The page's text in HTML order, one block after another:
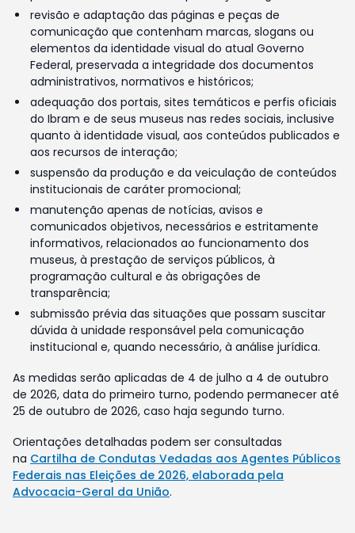
revisão e adaptação das páginas e peças de
comunicação que contenham marcas, slogans ou
elementos da identidade visual do atual Governo
Federal, preservada a integridade dos documentos
administrativos, normativos e históricos;
adequação dos portais, sites temáticos e perfis oficiais
do Ibram e de seus museus nas redes sociais, inclusive
quanto à identidade visual, aos conteúdos publicados e
aos recursos de interação;
suspensão da produção e da veiculação de conteúdos
institucionais de caráter promocional;
manutenção apenas de notícias, avisos e
comunicados objetivos, necessários e estritamente
informativos, relacionados ao funcionamento dos
museus, à prestação de serviços públicos, à
programação cultural e às obrigações de
transparência;
submissão prévia das situações que possam suscitar
dúvida à unidade responsável pela comunicação
institucional e, quando necessário, à análise jurídica.
As medidas serão aplicadas de 4 de julho a 4 de outubro
de 2026, data do primeiro turno, podendo permanecer até
25 de outubro de 2026, caso haja segundo turno.
Orientações detalhadas podem ser consultadas
na Cartilha de Condutas Vedadas aos Agentes Públicos
Federais nas Eleições de 2026, elaborada pela
Advocacia-Geral da União.